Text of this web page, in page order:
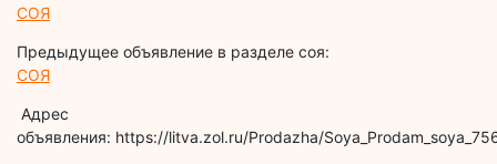
СОЯ
Предыдущее объявление в разделе соя:
СОЯ
Адрес
объявления: https://litva.zol.ru/Prodazha/